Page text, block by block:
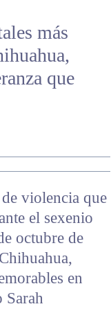
más
que
violencia que
el sexenio
octubre de
en
Sarah